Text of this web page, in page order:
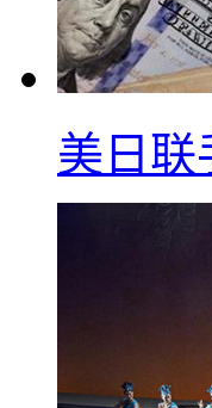
美日联